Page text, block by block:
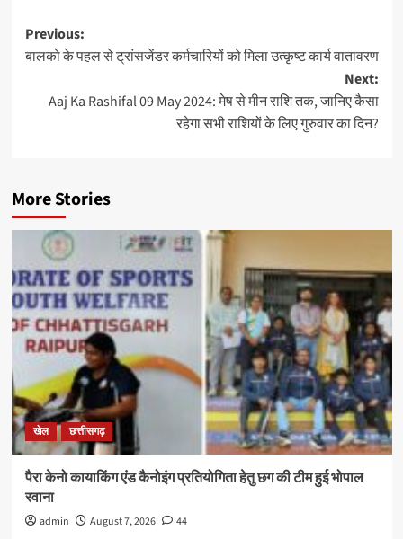
Post
navigation
Previous:
बालको के पहल से ट्रांसजेंडर कर्मचारियों को मिला उत्कृष्ट कार्य वातावरण
Next:
Aaj Ka Rashifal 09 May 2024: मेष से मीन राशि तक, जानिए कैसा
रहेगा सभी राशियों के लिए गुरुवार का दिन?
More Stories
खेल छत्तीसगढ़
पैरा केनो कायाकिंग एंड कैनोइंग प्रतियोगिता हेतु छग की टीम हुई भोपाल
रवाना
admin August 7, 2026 44